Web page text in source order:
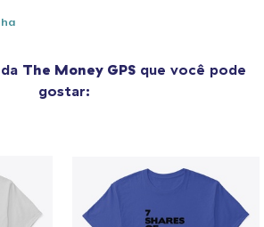
The Money GPS que você pode
gostar: